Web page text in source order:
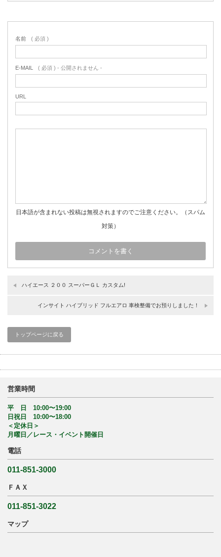
名前 ( 必須 )
E-MAIL ( 必須 ) - 公開されません -
URL
日本語が含まれない投稿は無視されますのでご注意ください。（スパム
対策）
ハイエース ２００ スーパーＧＬ カスタム!
インサイト ハイブリッド フルエアロ 車検整備でお預りしました！
トップページに戻る
営業時間
平 日 10:00〜19:00
日祝日 10:00〜18:00
＜定休日＞
月曜日／レース・イベント開催日
電話
011-851-3000
ＦＡＸ
011-851-3022
マップ